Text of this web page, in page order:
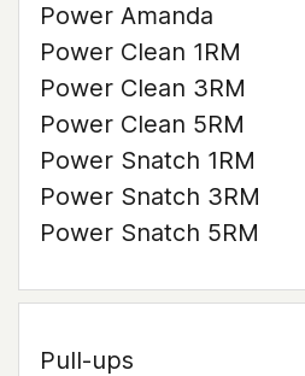
Power Amanda
Power Clean 1RM
Power Clean 3RM
Power Clean 5RM
Power Snatch 1RM
Power Snatch 3RM
Power Snatch 5RM
Pull-ups